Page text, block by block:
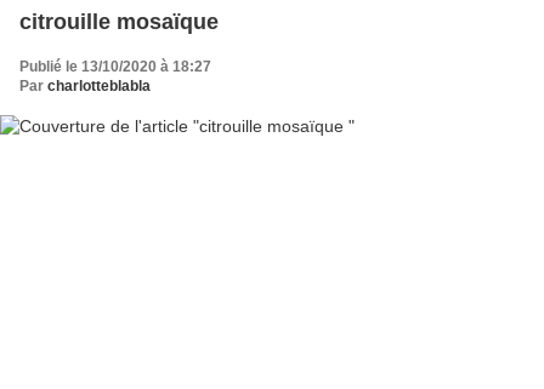
citrouille mosaïque
Publié le 13/10/2020 à 18:27
Par charlotteblabla